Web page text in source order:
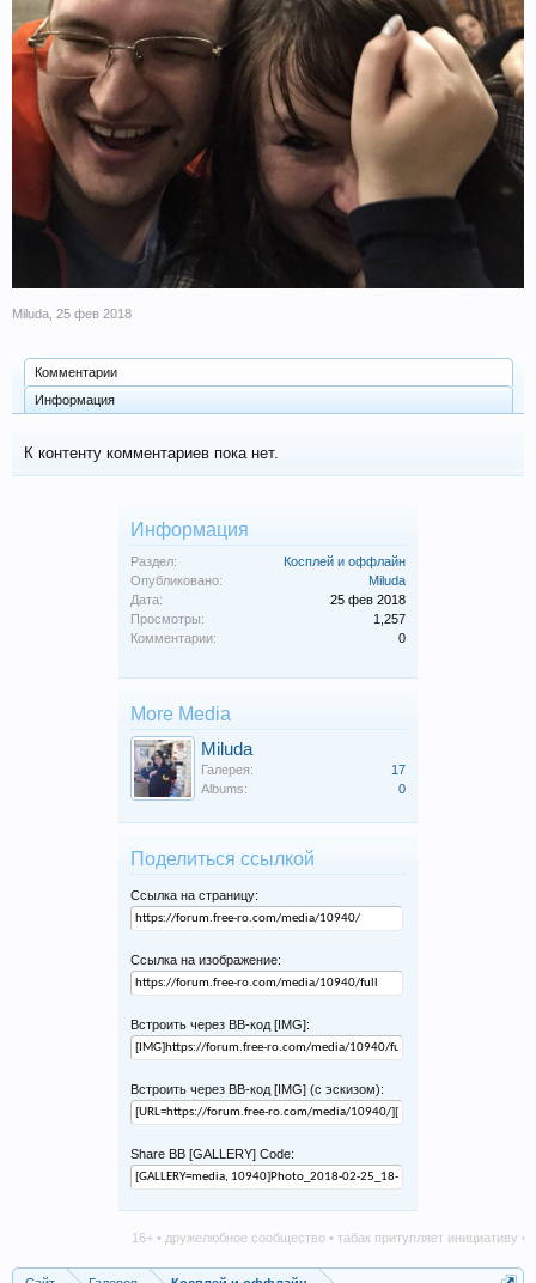
Miluda, 25 фев 2018
Комментарии
Информация
К контенту комментариев пока нет.
Информация
Раздел:
Косплей и оффлайн
Опубликовано:
Miluda
Дата:
25 фев 2018
Просмотры:
1,257
Комментарии:
0
More Media
Miluda
Галерея:
17
Albums:
0
Поделиться ссылкой
Ссылка на страницу:
Ссылка на изображение:
Встроить через BB-код [IMG]:
Встроить через BB-код [IMG] (с эскизом):
Share BB [GALLERY] Code:
16+ • дружелюбное сообщество • табак притупляет инициативу •